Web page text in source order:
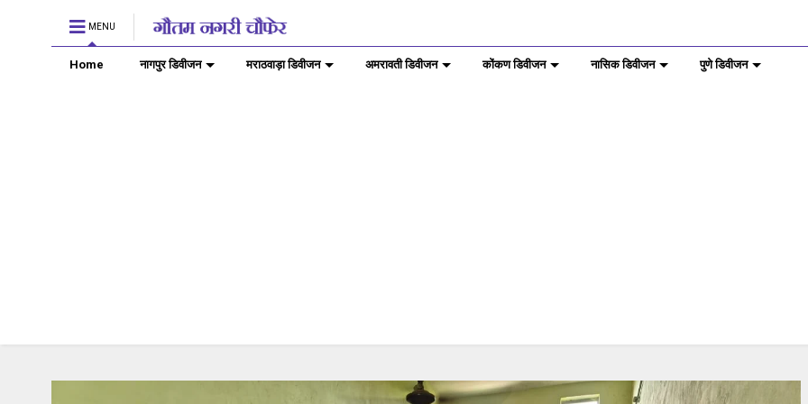
MENU
Home नागपुर डिवीजन मराठवाड़ा डिवीजन अमरावती डिवीजन कोंकण डिवीजन नासिक डिवीजन पुणे डिवीजन